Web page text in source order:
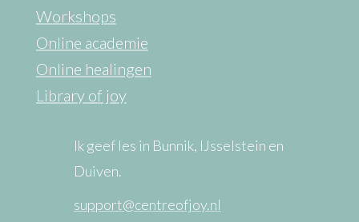
Workshops
Online academie
Online healingen
Library of joy
Ik geef les in Bunnik, IJsselstein en
Duiven.
support@centreofjoy.nl